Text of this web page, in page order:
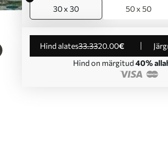
30 x 30 50 x 50
Hind alates33.3320.00€
Hind on märgitud 40%